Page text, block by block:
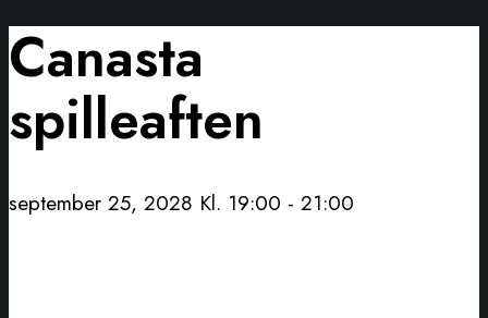
Canasta
spilleaften
september 25, 2028 Kl. 19:00 - 21:00